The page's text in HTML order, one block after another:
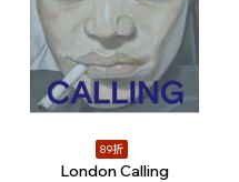
89折
London Calling